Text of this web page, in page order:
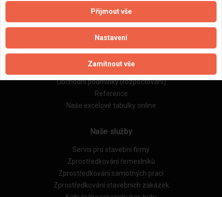
Důležité informace
Naše firmy a řemeslníci
Obchodní podmínky (rozpočtování)
Reference
Naše excelové tabulky online
Naše služby
Servis pro stavební firmy
Zprostředkování řemeslníků
Zprostředkování samotných prací
Zprostředkování stavebních zakázek
Přijmout vše
Nastavení
Zamítnout vše